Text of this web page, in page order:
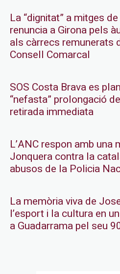
La “dignitat” a mitges
renuncia a Girona pels
als càrrecs remunerats
Consell Comarcal
SOS Costa Brava es
“nefasta” prolongació
retirada immediata
L’ANC respon amb una
Jonquera contra la
abusos de la Policia
La memòria viva de
l’esport i la cultura en
a Guadarrama pel seu